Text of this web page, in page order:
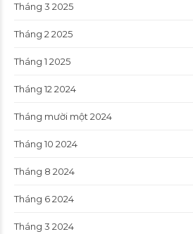
Tháng 3 2025
Tháng 2 2025
Tháng 1 2025
Tháng 12 2024
Tháng mười một 2024
Tháng 10 2024
Tháng 8 2024
Tháng 6 2024
Tháng 3 2024